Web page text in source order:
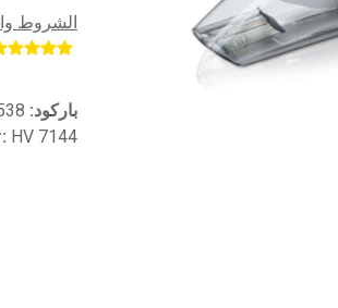
الشروط
باركود:
HV 7144